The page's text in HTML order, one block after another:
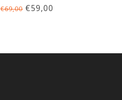
€69,00€59,00